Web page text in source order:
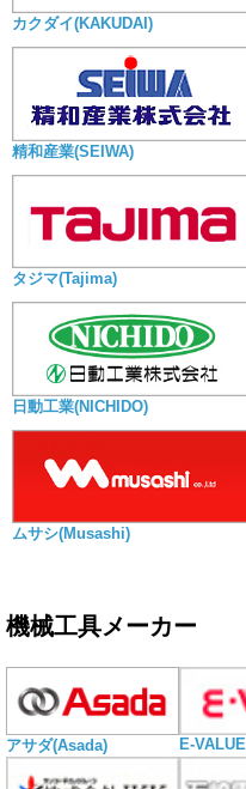
カクダイ(KAKUDAI)
精和産業(SEIWA)
タジマ(Tajima)
日動工業(NICHIDO)
ムサシ(Musashi)
機械工具メーカー
アサダ(Asada) E-VALUE